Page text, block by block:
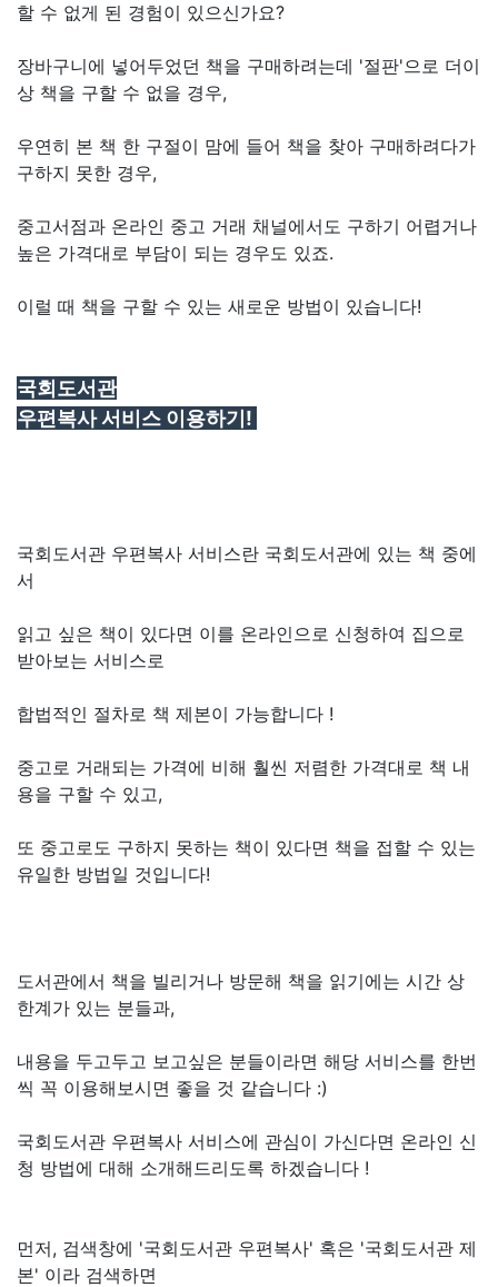
할 수 없게 된 경험이 있으신가요?
장바구니에 넣어두었던 책을 구매하려는데 '절판'으로 더이
상 책을 구할 수 없을 경우,
우연히 본 책 한 구절이 맘에 들어 책을 찾아 구매하려다가
구하지 못한 경우,
중고서점과 온라인 중고 거래 채널에서도 구하기 어렵거나
높은 가격대로 부담이 되는 경우도 있죠.
이럴 때 책을 구할 수 있는 새로운 방법이 있습니다!
국회도서관
우편복사 서비스 이용하기!
국회도서관 우편복사 서비스란 국회도서관에 있는 책 중에
서
읽고 싶은 책이 있다면 이를 온라인으로 신청하여 집으로
받아보는 서비스로
합법적인 절차로 책 제본이 가능합니다 !
중고로 거래되는 가격에 비해 훨씬 저렴한 가격대로 책 내
용을 구할 수 있고,
또 중고로도 구하지 못하는 책이 있다면 책을 접할 수 있는
유일한 방법일 것입니다!
도서관에서 책을 빌리거나 방문해 책을 읽기에는 시간 상
한계가 있는 분들과,
내용을 두고두고 보고싶은 분들이라면 해당 서비스를 한번
씩 꼭 이용해보시면 좋을 것 같습니다 :)
국회도서관 우편복사 서비스에 관심이 가신다면 온라인 신
청 방법에 대해 소개해드리도록 하겠습니다 !
먼저, 검색창에 '국회도서관 우편복사' 혹은 '국회도서관 제
본' 이라 검색하면